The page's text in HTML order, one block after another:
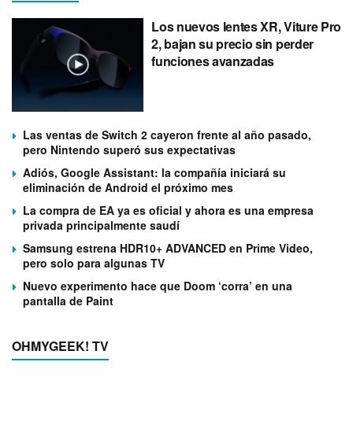
Los nuevos lentes XR, Viture Pro
2, bajan su precio sin perder
funciones avanzadas
Las ventas de Switch 2 cayeron frente al año pasado,
pero Nintendo superó sus expectativas
Adiós, Google Assistant: la compañía iniciará su
eliminación de Android el próximo mes
La compra de EA ya es oficial y ahora es una empresa
privada principalmente saudí
Samsung estrena HDR10+ ADVANCED en Prime Video,
pero solo para algunas TV
Nuevo experimento hace que Doom ‘corra’ en una
pantalla de Paint
OHMYGEEK! TV